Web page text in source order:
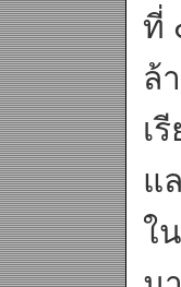
ที่
ล้
เ
แ
ใ